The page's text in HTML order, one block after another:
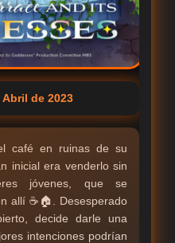
de 2023
café en ruinas de su
inicial era venderlo sin
jóvenes, que se
allí ☕🏠. Desesperado
decide darle una
intenciones podrían